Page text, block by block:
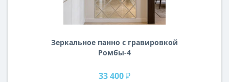
Зеркальное панно с гравировкой
Ромбы-4
33 400 ₽